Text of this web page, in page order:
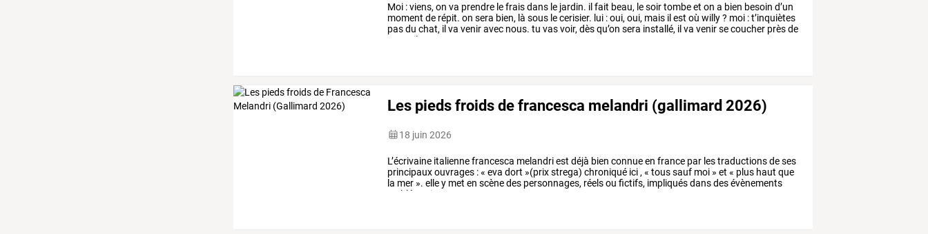
Moi :viens, on va prendre lefraisdans le jardin. il fait beau, lesoirtombeet on a bien besoin d’un
moment de répit. on sera bien, là sous lecerisier. lui :oui, oui, mais il est où willy? moi :t’inquiètes
pasdu chat, il va veniravec nous. tu vasvoir, dèsqu’on sera installé, il va venirsecoucher prèsde
il
Les pieds froids de francesca melandri (gallimard 2026)
18 juin 2026
L’écrivaine italiennefrancesca melandriest déjà bien connueen france par lestraductionsdeses
principauxouvrages :« eva dort »(prixstrega) chroniqué ici , « toussauf moi » et « plus haut que
la mer ». elley met en scènedes personnages, réelsou fictifs, impliquésdansdesévènements
emblématiques